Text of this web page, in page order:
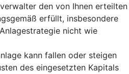
den von Ihnen erteilten
erfüllt, insbesondere
nicht wie
kann fallen oder steigen
des eingesetzten Kapitals